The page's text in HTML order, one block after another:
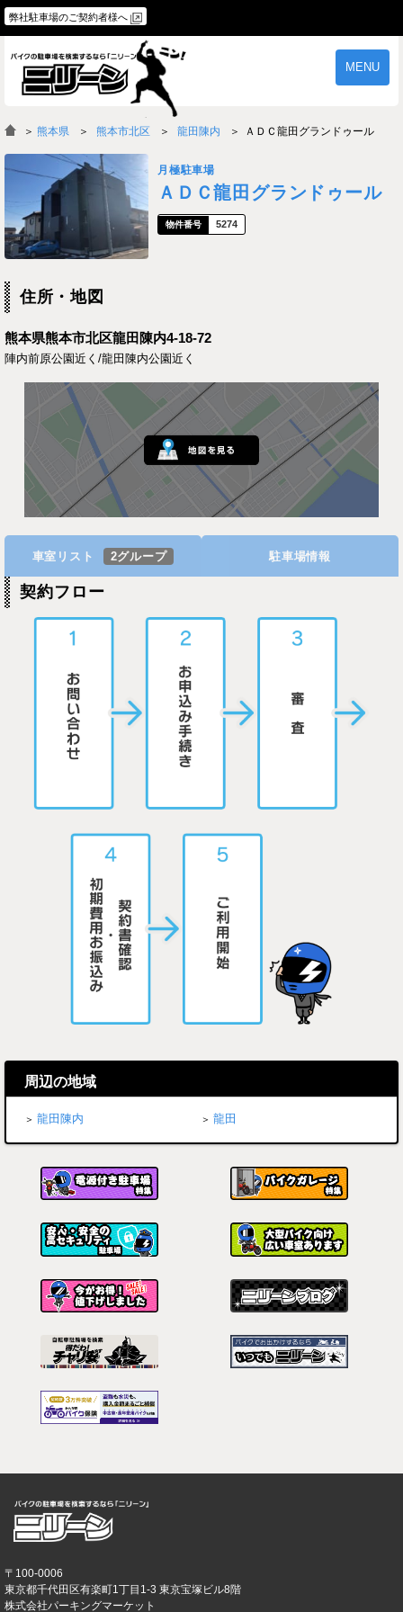
弊社駐車場のご契約者様へ
MENU
物件一覧 ご契約の流れ
よくあるご質問
＞ 熊本県 熊本市北区 龍田陳内 ＡＤＣ龍田グランドゥール
月極駐車場
ＡＤＣ龍田グランドゥール
5274
住所・地図
熊本県熊本市北区龍田陳内4-18-72
陣内前原公園近く/龍田陳内公園近く
車室リスト 2グループ 駐車場情報
契約フロー
周辺の地域
龍田陳内 龍田
〒100-0006
東京都千代田区有楽町1丁目1-3 東京宝塚ビル8階
株式会社パーキングマーケット